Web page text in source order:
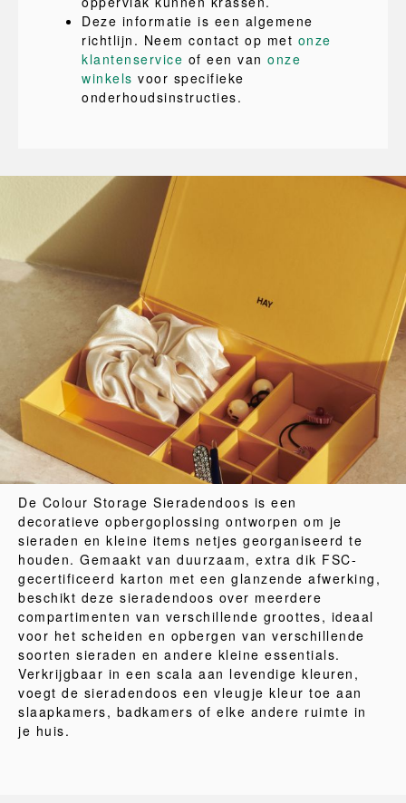
Deze informatie is een algemene
richtlijn. Neem contact op met onze
klantenservice of een van onze
winkels voor specifieke
onderhoudsinstructies.
De Colour Storage Sieradendoos is een
decoratieve opbergoplossing ontworpen om je
sieraden en kleine items netjes georganiseerd te
houden. Gemaakt van duurzaam, extra dik FSC-
gecertificeerd karton met een glanzende afwerking,
beschikt deze sieradendoos over meerdere
compartimenten van verschillende groottes, ideaal
voor het scheiden en opbergen van verschillende
soorten sieraden en andere kleine essentials.
Verkrijgbaar in een scala aan levendige kleuren,
voegt de sieradendoos een vleugje kleur toe aan
slaapkamers, badkamers of elke andere ruimte in
je huis.